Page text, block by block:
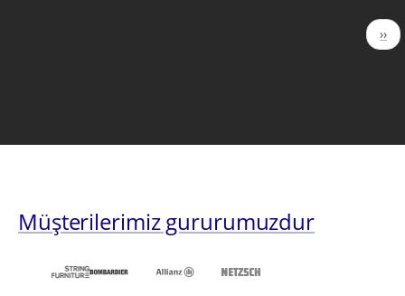
››
Müşterilerimiz gururumuzdur